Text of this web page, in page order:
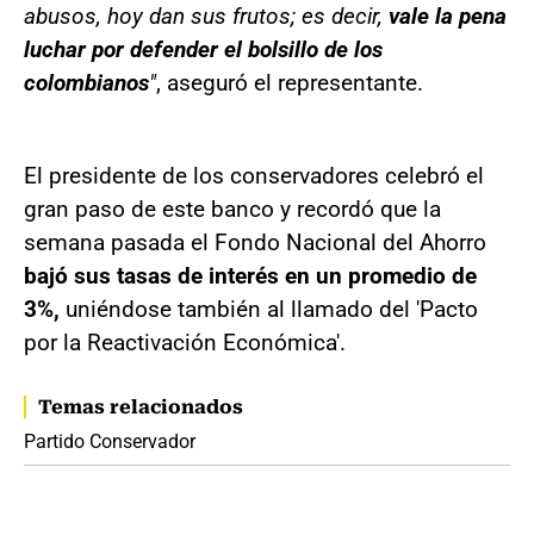
abusos, hoy dan sus frutos; es decir, vale la pena
luchar por defender el bolsillo de los
colombianos", aseguró el representante.
El presidente de los conservadores celebró el
gran paso de este banco y recordó que la
semana pasada el Fondo Nacional del Ahorro
bajó sus tasas de interés en un promedio de
3%, uniéndose también al llamado del 'Pacto
por la Reactivación Económica'.
Temas relacionados
Partido Conservador